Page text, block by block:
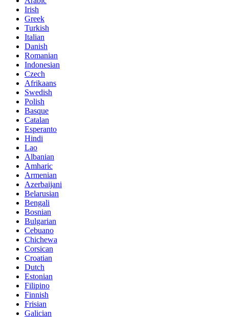
Irish
Greek
Turkish
Italian
Danish
Romanian
Indonesian
Czech
Afrikaans
Swedish
Polish
Basque
Catalan
Esperanto
Hindi
Lao
Albanian
Amharic
Armenian
Azerbaijani
Belarusian
Bengali
Bosnian
Bulgarian
Cebuano
Chichewa
Corsican
Croatian
Dutch
Estonian
Filipino
Finnish
Frisian
Galician